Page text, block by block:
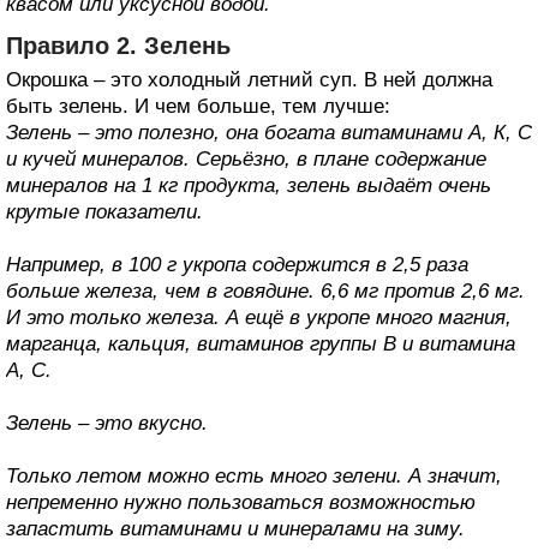
Правило 2. Зелень
Окрошка – это холодный летний суп. В ней должна
быть зелень. И чем больше, тем лучше:
Зелень – это полезно, она богата витаминами А, К, С
и кучей минералов. Серьёзно, в плане содержание
минералов на 1 кг продукта, зелень выдаёт очень
крутые показатели.
Например, в 100 г укропа содержится в 2,5 раза
больше железа, чем в говядине. 6,6 мг против 2,6 мг.
И это только железа. А ещё в укропе много магния,
марганца, кальция, витаминов группы B и витамина
А, С.
Зелень – это вкусно.
Только летом можно есть много зелени. А значит,
непременно нужно пользоваться возможностью
запастить витаминами и минералами на зиму.